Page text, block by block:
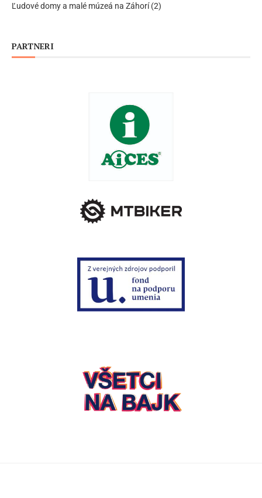
Ľudové domy a malé múzeá na Záhorí (2)
PARTNERI